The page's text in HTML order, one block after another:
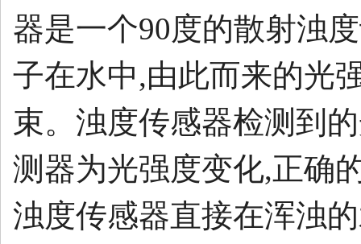
器是一个90度的散射浊
子在水中,由此而来的光
束。浊度传感器检测到
测器为光强度变化,正确
浊度传感器直接在浑浊